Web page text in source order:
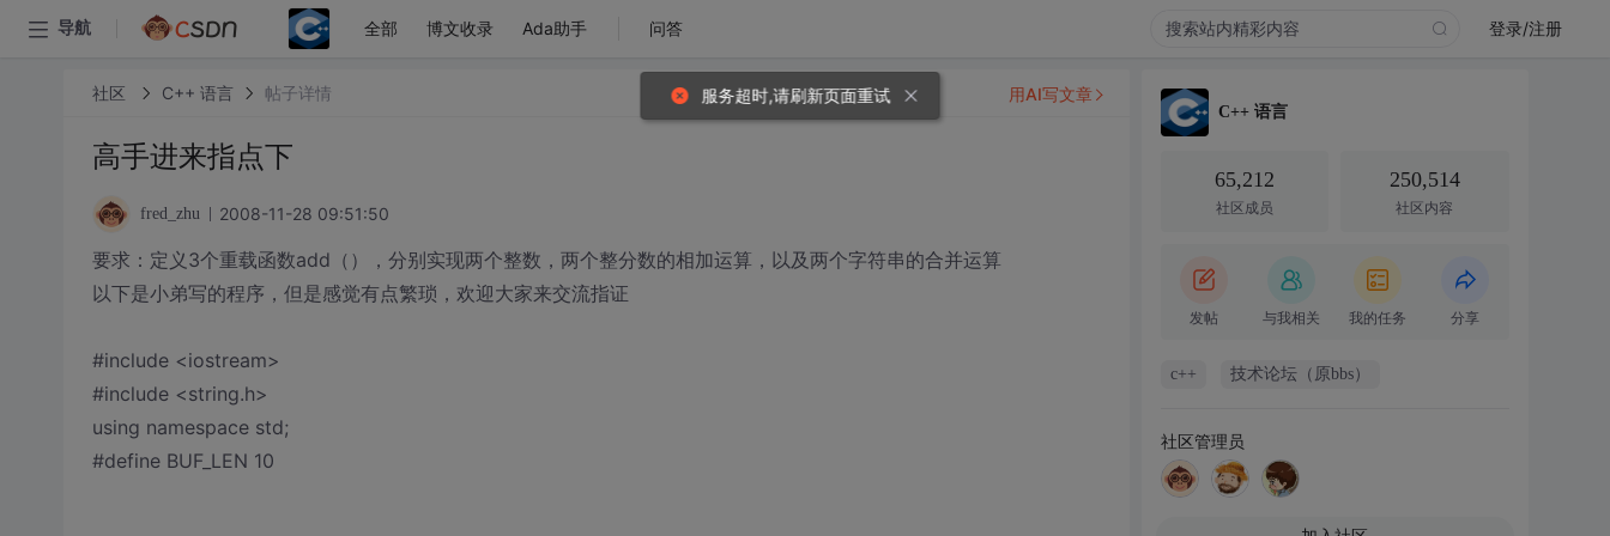
导航 全部 博文收录 Ada助手 问答 登录/注册
社区 C++ 语言 帖子详情
高手进来指点下
fred_zhu 2008-11-28 09:51:50
要求：定义3个重载函数add（），分别实现两个整数，两个整分数的相加运算，以及两个字符串的合并运算
以下是小弟写的程序，但是感觉有点繁琐，欢迎大家来交流指证
#include <iostream>
#include <string.h>
using namespace std;
#define BUF_LEN 10
用AI写文章
C++ 语言
65,212
社区成员
250,514
社区内容
发帖 与我相关 我的任务 分享
c++ 技术论坛（原bbs）
社区管理员
服务超时,请刷新页面重试